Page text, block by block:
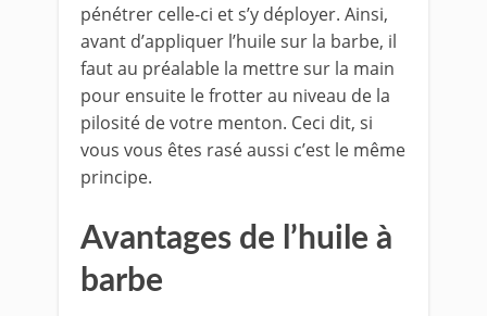
pénétrer celle-ci et s’y déployer. Ainsi,
avant d’appliquer l’huile sur la barbe, il
faut au préalable la mettre sur la main
pour ensuite le frotter au niveau de la
pilosité de votre menton. Ceci dit, si
vous vous êtes rasé aussi c’est le même
principe.
Avantages de l’huile à
barbe